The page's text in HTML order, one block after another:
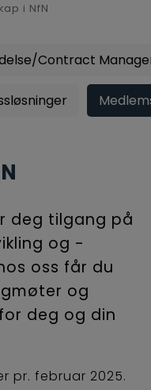
i NfN
Contract
deg tilgang på
og -
oss får du
og
deg og din
pr. februar 2025.